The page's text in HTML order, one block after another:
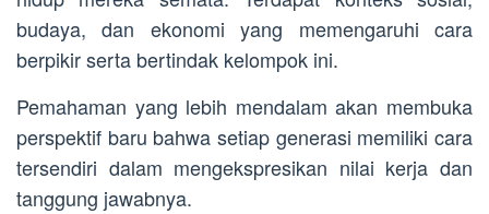
budaya, dan ekonomi yang memengaruhi cara
berpikir serta bertindak kelompok ini.
Pemahaman yang lebih mendalam akan membuka
perspektif baru bahwa setiap generasi memiliki cara
tersendiri dalam mengekspresikan nilai kerja dan
tanggung jawabnya.